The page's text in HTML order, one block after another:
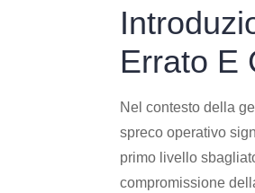
Errato E
Nel contesto della
spreco operativo
primo livello
compromissione